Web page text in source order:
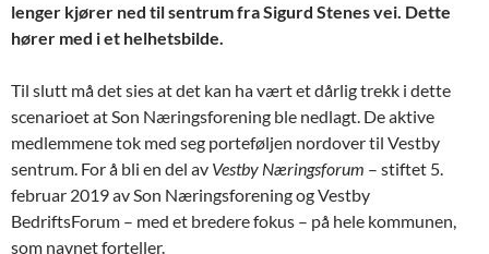
lenger kjører ned til sentrum fra Sigurd Stenes vei. Dette
hører med i et helhetsbilde.
Til slutt må det sies at det kan ha vært et dårlig trekk i dette
scenarioet at Son Næringsforening ble nedlagt. De aktive
medlemmene tok med seg porteføljen nordover til Vestby
sentrum. For å bli en del av Vestby Næringsforum – stiftet 5.
februar 2019 av Son Næringsforening og Vestby
BedriftsForum – med et bredere fokus – på hele kommunen,
som navnet forteller.